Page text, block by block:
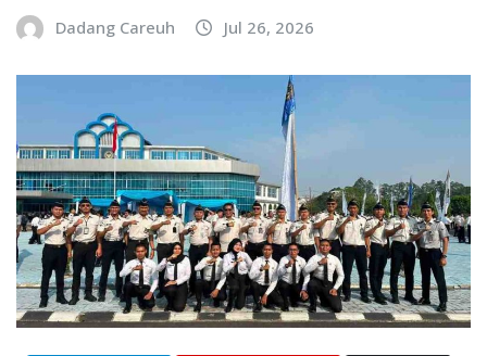
Dadang Careuh Jul 26, 2026